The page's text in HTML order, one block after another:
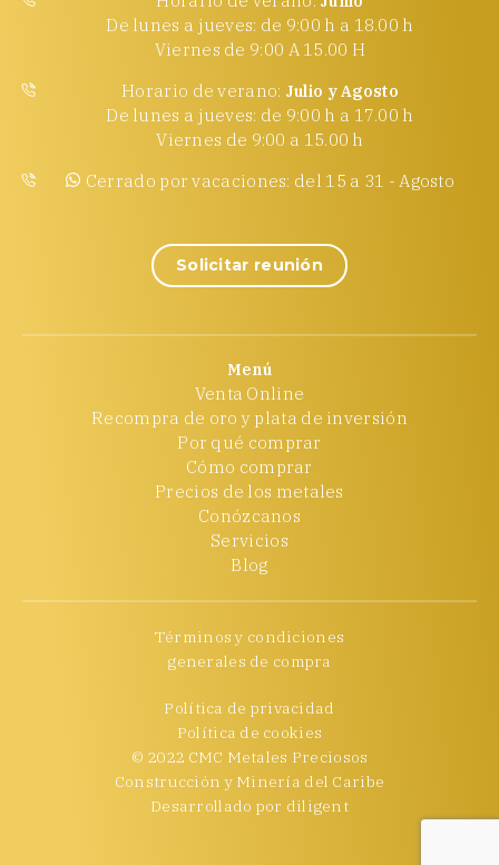
De lunes a jueves: de 9:00 h a 18.00 h
Viernes de 9:00 A 15.00 H
Horario de verano: Julio y Agosto
De lunes a jueves: de 9:00 h a 17.00 h
Viernes de 9:00 a 15.00 h
Cerrado por vacaciones: del 15 a 31 - Agosto
Solicitar reunión
Menú
Venta Online
Recompra de oro y plata de inversión
Por qué comprar
Cómo comprar
Precios de los metales
Conózcanos
Servicios
Blog
Términos y condiciones
generales de compra
Política de privacidad
Política de cookies
© 2022 CMC Metales Preciosos
Construcción y Minería del Caribe
Desarrollado por diligent